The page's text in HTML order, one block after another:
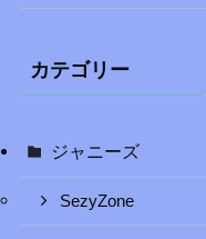
カテゴリー
ジャニーズ
SezyZone